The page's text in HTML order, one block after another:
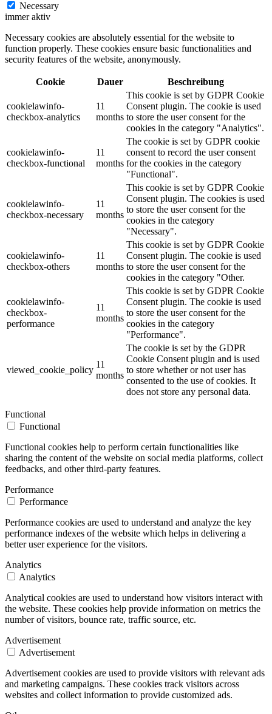
Necessary
immer aktiv
Necessary cookies are absolutely essential for the website to
function properly. These cookies ensure basic functionalities and
security features of the website, anonymously.
Cookie Dauer Beschreibung
cookielawinfo-
checkbox-analytics
11
months
This cookie is set by GDPR Cookie
Consent plugin. The cookie is used
to store the user consent for the
cookies in the category "Analytics".
cookielawinfo-
checkbox-functional
11
months
The cookie is set by GDPR cookie
consent to record the user consent
for the cookies in the category
"Functional".
cookielawinfo-
checkbox-necessary
11
months
This cookie is set by GDPR Cookie
Consent plugin. The cookies is used
to store the user consent for the
cookies in the category
"Necessary".
cookielawinfo-
checkbox-others
11
months
This cookie is set by GDPR Cookie
Consent plugin. The cookie is used
to store the user consent for the
cookies in the category "Other.
cookielawinfo-
checkbox-
performance
11
months
This cookie is set by GDPR Cookie
Consent plugin. The cookie is used
to store the user consent for the
cookies in the category
"Performance".
viewed_cookie_policy
11
months
The cookie is set by the GDPR
Cookie Consent plugin and is used
to store whether or not user has
consented to the use of cookies. It
does not store any personal data.
Functional
Functional
Functional cookies help to perform certain functionalities like
sharing the content of the website on social media platforms, collect
feedbacks, and other third-party features.
Performance
Performance
Performance cookies are used to understand and analyze the key
performance indexes of the website which helps in delivering a
better user experience for the visitors.
Analytics
Analytics
Analytical cookies are used to understand how visitors interact with
the website. These cookies help provide information on metrics the
number of visitors, bounce rate, traffic source, etc.
Advertisement
Advertisement
Advertisement cookies are used to provide visitors with relevant ads
and marketing campaigns. These cookies track visitors across
websites and collect information to provide customized ads.